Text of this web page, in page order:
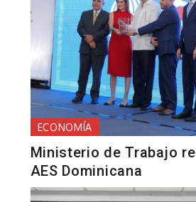
ECONOMÍA
Ministerio de Trabajo
AES Dominicana